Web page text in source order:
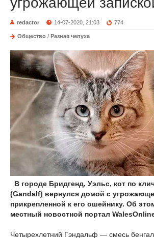
redactor 14-07-2020, 21:03 774
Общество / Разная чепуха
В городе Бридгенд, Уэльс, кот по
(Gandalf) вернулся домой с
прикрепленной к его ошейнику. Об
местный новостной портал
Четырехлетний Гэндальф — смесь